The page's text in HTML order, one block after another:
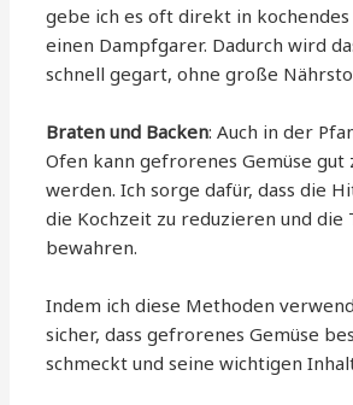
gebe ich es oft direkt in
einen Dampfgarer. Dadurch wird
schnell gegart, ohne große
Braten und Backen: Auch in der
Ofen kann gefrorenes Gemüse
werden. Ich sorge dafür, dass die
die Kochzeit zu reduzieren und die
bewahren.
Indem ich diese Methoden
sicher, dass gefrorenes Gemüse
schmeckt und seine wichtigen